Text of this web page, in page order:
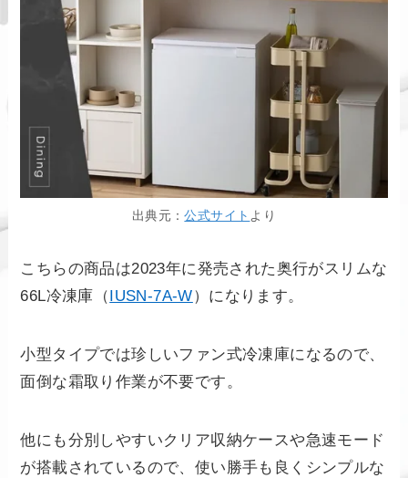
出典元：公式サイト より
こちらの商品は2023年に発売された奥行がスリムな
66L冷凍庫（IUSN-7A-W）になります。
小型タイプでは珍しいファン式冷凍庫になるので、
面倒な霜取り作業が不要です。
他にも分別しやすいクリア収納ケースや急速モード
が搭載されているので、使い勝手も良くシンプルな